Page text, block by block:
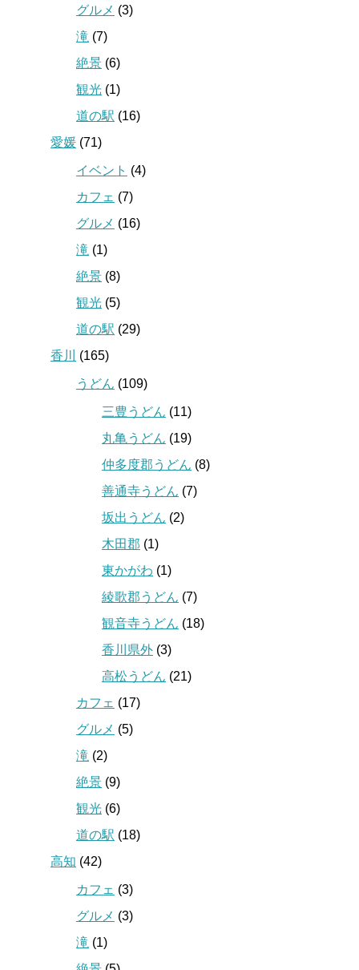
グルメ (3)
滝 (7)
絶景 (6)
観光 (1)
道の駅 (16)
愛媛 (71)
イベント (4)
カフェ (7)
グルメ (16)
滝 (1)
絶景 (8)
観光 (5)
道の駅 (29)
香川
(165)
うどん (109)
三豊うどん (11)
丸亀うどん (19)
仲多度郡うどん (8)
善通寺うどん (7)
坂出うどん (2)
木田郡 (1)
東かがわ (1)
綾歌郡うどん (7)
観音寺うどん (18)
香川県外 (3)
高松うどん (21)
カフェ (17)
グルメ (5)
滝 (2)
絶景 (9)
観光 (6)
道の駅 (18)
高知 (42)
カフェ (3)
グルメ (3)
滝 (1)